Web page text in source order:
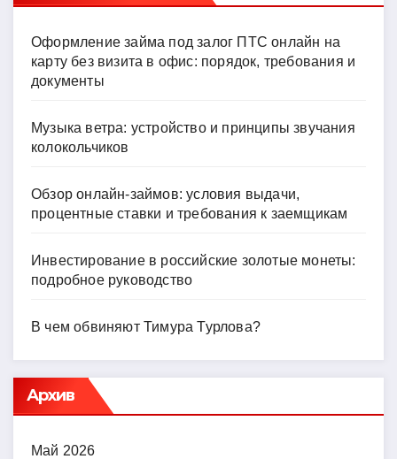
Оформление займа под залог ПТС онлайн на
карту без визита в офис: порядок, требования и
документы
Музыка ветра: устройство и принципы звучания
колокольчиков
Обзор онлайн-займов: условия выдачи,
процентные ставки и требования к заемщикам
Инвестирование в российские золотые монеты:
подробное руководство
В чем обвиняют Тимура Турлова?
Архив
Май 2026